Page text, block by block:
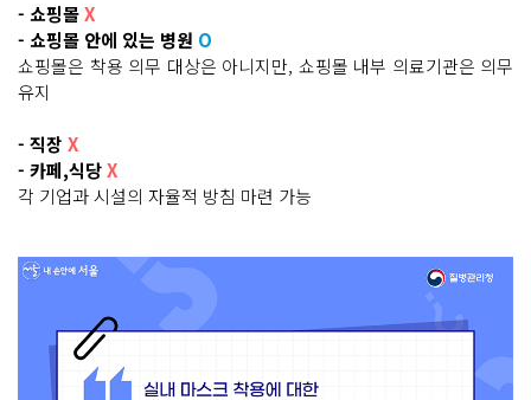
- 쇼핑몰X
- 쇼핑몰 안에 있는 병원 O
쇼핑몰은 착용 의무 대상은 아니지만, 쇼핑몰 내부 의료기관은 의무
유지
- 직장 X
- 카페,식당X
각 기업과 시설의 자율적 방침 마련 가능